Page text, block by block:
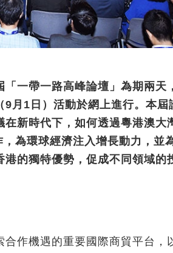
一帶一路高峰論壇」為期兩天
月1日）活動於網上進行。本屆
新時代下，如何透過粵港澳大
為環球經濟注入增長動力，並
的獨特優勢，促成不同領域的
作機遇的重要國際商貿平台，